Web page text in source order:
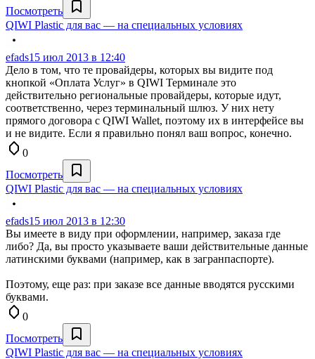
Посмотреть
QIWI Plastic для вас — на специальных условиях
efads15 июл 2013 в 12:40
Дело в том, что те провайдеры, которых вы видите под
кнопкой «Оплата Услуг» в QIWI Терминале это
действительно региональные провайдеры, которые идут,
соответственно, через терминальный шлюз. У них нету
прямого договора с QIWI Wallet, поэтому их в интерфейсе вы
и не видите. Если я правильно понял ваш вопрос, конечно.
0
Посмотреть
QIWI Plastic для вас — на специальных условиях
efads15 июл 2013 в 12:30
Вы имеете в виду при оформлении, например, заказа где
либо? Да, вы просто указываете ваши действительные данные
латинскими буквами (например, как в загранпаспорте).
Поэтому, еще раз: при заказе все данные вводятся русскими
буквами.
0
Посмотреть
QIWI Plastic для вас — на специальных условиях